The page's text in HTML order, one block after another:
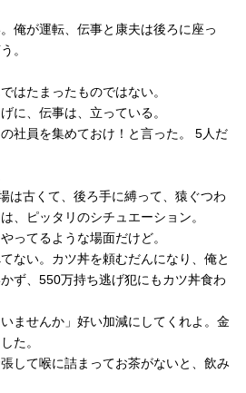
俺が運転、伝事と康夫は後ろに座っ
。
はたまったものではない。
に、伝事は、立っている。
社員を集めておけ！と言った。 5人だ
は古くて、後ろ手に縛って、猿ぐつわ
、ピッタリのシチュエーション。
ってるような場面だけど。
ない。カツ丼を頼むだんになり、俺と
ず、550万持ち逃げ犯にもカツ丼食わ
ませんか」好い加減にしてくれよ。金
た。
して喉に詰まってお茶がないと、飲み